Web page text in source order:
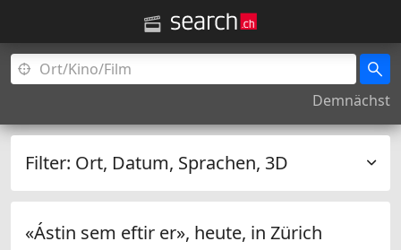
Demnächst
Filter: Ort, Datum, Sprachen, 3D
«Ástin sem eftir er», heute, in Zürich